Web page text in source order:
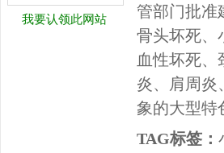
我要认领此网站
管部门批准
骨头坏死、
血性坏死
炎、肩周炎
象的大型特
TAG标签：